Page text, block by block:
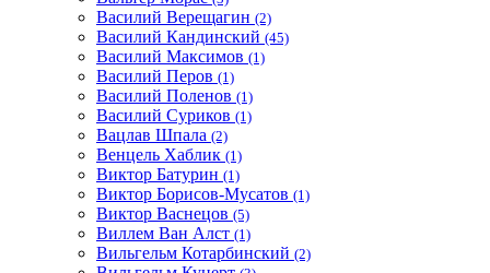
Василий Верещагин (2)
Василий Кандинский (45)
Василий Максимов (1)
Василий Перов (1)
Василий Поленов (1)
Василий Суриков (1)
Вацлав Шпала (2)
Венцель Хаблик (1)
Виктор Батурин (1)
Виктор Борисов-Мусатов (1)
Виктор Васнецов (5)
Виллем Ван Алст (1)
Вильгельм Котарбинский (2)